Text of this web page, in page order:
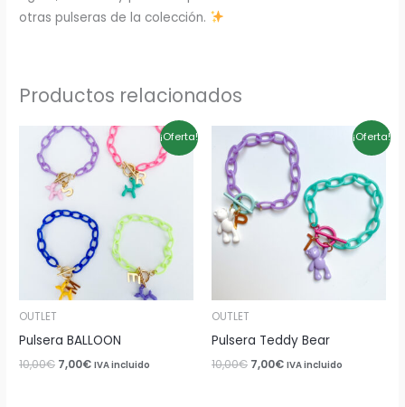
otras pulseras de la colección.
Productos relacionados
¡Oferta!
OUTLET
Pulsera BALLOON
10,00€
El
precio
original
era:
10,00€.
7,00€
El
precio
actual
es:
7,00€.
IVA incluido
¡Oferta!
OUTLET
Pulsera Teddy Bear
10,00€
El
precio
original
10,00€.
7,00€
El
precio
actual
es:
7,00€.
IVA incluido